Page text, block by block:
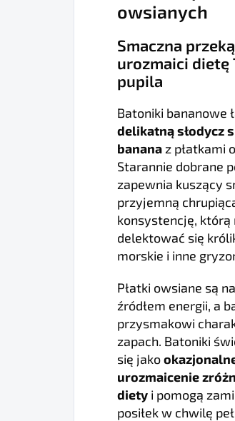
owsianych
Smaczna
urozmaici dietę
pupila
Batoniki bananowe
delikatną słodycz
banana z płatkami
Starannie dobrane
zapewnia kuszący
przyjemną
konsystencję, którą
delektować się
morskie i inne
Płatki owsiane są
źródłem energii, a
przysmakowi
zapach. Batoniki
się jako
urozmaicenie
diety i pomogą
posiłek w chwilę